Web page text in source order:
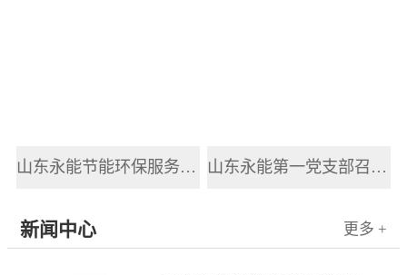
山东永能节能环保服务股份有限公司新员工入职培训 山东永能第一党支部召开2025年党风廉政建设和反腐败工作会议
新闻中心 更多 +